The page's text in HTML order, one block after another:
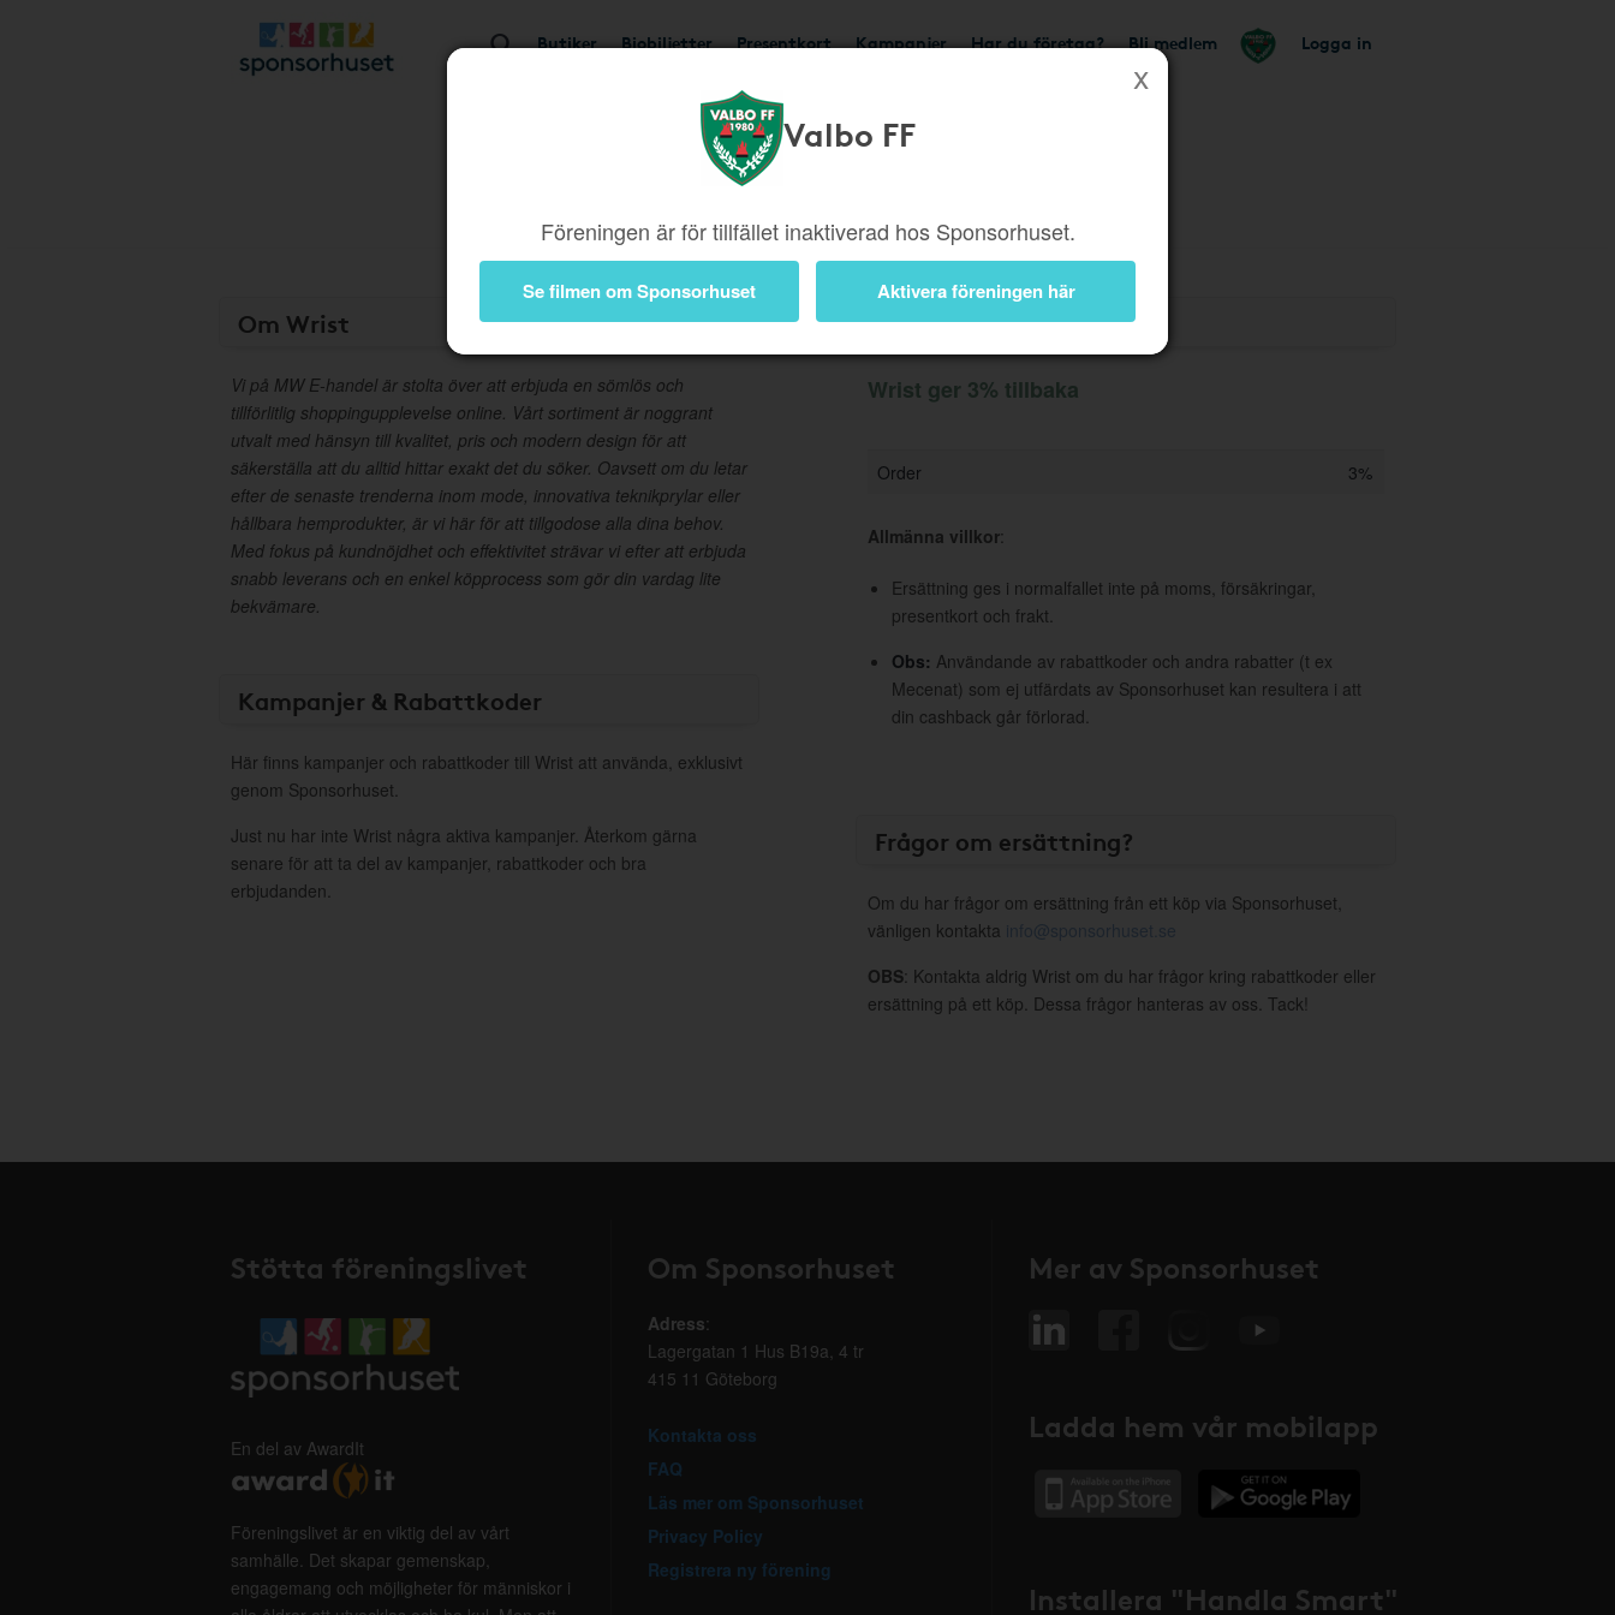
Butiker Biobiljetter Presentkort Kampanjer Har du företag? Bli medlem Logga in
Valbo FF
Föreningen är för tillfället inaktiverad hos Sponsorhuset.
Se filmen om Sponsorhuset Aktivera föreningen här
Ger 3%
Om Wrist
Vi på MW E-handel är stolta över att erbjuda en sömlös och
tillförlitlig shoppingupplevelse online. Vårt sortiment är noggrant
utvalt med hänsyn till kvalitet, pris och modern design för att
säkerställa att du alltid hittar exakt det du söker. Oavsett om du letar
efter de senaste trenderna inom mode, innovativa teknikprylar eller
hållbara hemprodukter, är vi här för att tillgodose alla dina behov.
Med fokus på kundnöjdhet och effektivitet strävar vi efter att erbjuda
snabb leverans och en enkel köpprocess som gör din vardag lite
bekvämare.
Kampanjer & Rabattkoder
Här finns kampanjer och rabattkoder till Wrist att använda, exklusivt
genom Sponsorhuset.
Just nu har inte Wrist några aktiva kampanjer. Återkom gärna
senare för att ta del av kampanjer, rabattkoder och bra
erbjudanden.
Information
Wrist ger 3% tillbaka
Order 3%
Allmänna villkor:
Ersättning ges i normalfallet inte på moms, försäkringar,
presentkort och frakt.
Obs: Användande av rabattkoder och andra rabatter (t ex
Mecenat) som ej utfärdats av Sponsorhuset kan resultera i att
din cashback går förlorad.
Frågor om ersättning?
Om du har frågor om ersättning från ett köp via Sponsorhuset,
vänligen kontakta info@sponsorhuset.se
OBS: Kontakta aldrig Wrist om du har frågor kring rabattkoder eller
ersättning på ett köp. Dessa frågor hanteras av oss. Tack!
Stötta föreningslivet
En del av AwardIt
Föreningslivet är en viktig del av vårt
samhälle. Det skapar gemenskap,
engagemang och möjligheter för människor i
Om Sponsorhuset
Adress:
Lagergatan 1 Hus B19a, 4 tr
415 11 Göteborg
Kontakta oss
FAQ
Läs mer om Sponsorhuset
Privacy Policy
Registrera ny förening
Mer av Sponsorhuset
Ladda hem vår mobilapp
Installera "Handla Smart"